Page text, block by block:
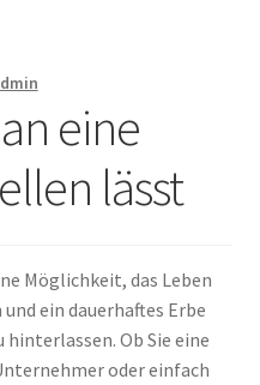
eine
lässt
Möglichkeit, das Leben
ein dauerhaftes Erbe
Ob Sie eine
oder einfach